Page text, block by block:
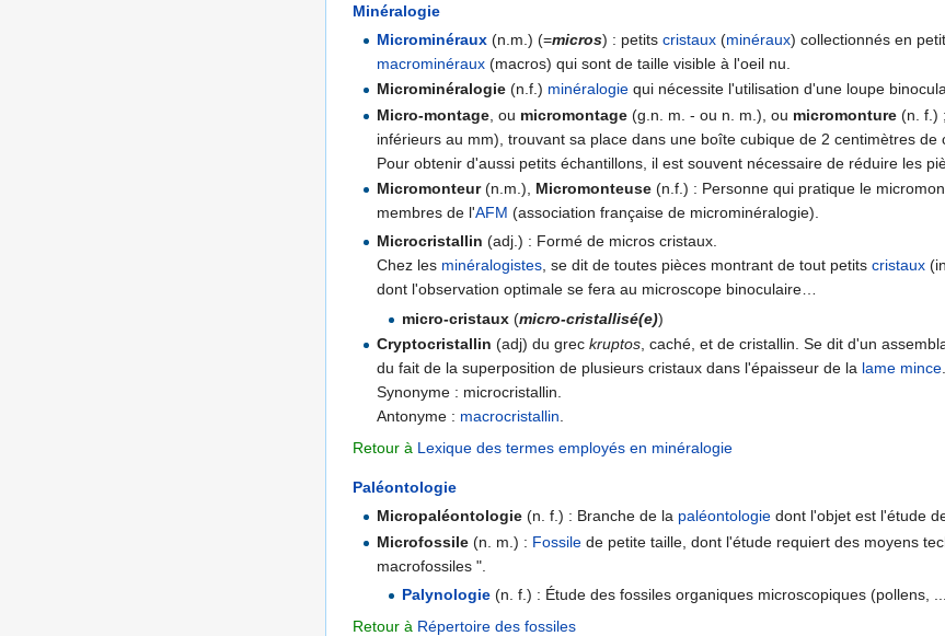
Minéralogie
Microminéraux (n.m.) (=micros) : petitscristaux (minéraux) collectionnés en
macrominéraux (macros) qui sont de taille visible à l'oeil nu.
Microminéralogie (n.f.) minéralogie qui nécessite l'utilisation d'une loupe
Micro-montage , ou micromontage (g.n. m. - ou n. m.), ou micromonture (n. f.)
inférieurs au mm), trouvant sa place dans une boîte cubique de 2 centimètres
Pour obtenir d'aussi petits échantillons, il est souvent nécessaire de réduire les
Micromonteur(n.m.), Micromonteuse (n.f.) : Personne qui pratique le
membres de l'AFM (association française de microminéralogie).
Microcristallin (adj.) : Formé de micros cristaux.
Chez les minéralogistes, se dit de toutes pièces montrant de tout petitscristaux
dont l'observation optimale se fera au microscope binoculaire…
micro-cristaux(micro-cristallisé(e))
Cryptocristallin (adj) du greckruptos , caché, et de cristallin. Se dit d'un
du fait de la superposition de plusieurs cristaux dans l'épaisseur de la lame mince
Synonyme : microcristallin.
Antonyme : macrocristallin
Retour à Lexique des termes employés en minéralogie
Paléontologie
Micropaléontologie (n. f.) : Branche de la paléontologie dont l'objet est l'étude
Microfossile (n. m.) : Fossile de petite taille, dont l'étude requiert des moyens
macrofossiles ".
Palynologie(n. f.) : Étude des fossiles organiques microscopiques (pollens,
Retour à Répertoire des fossiles